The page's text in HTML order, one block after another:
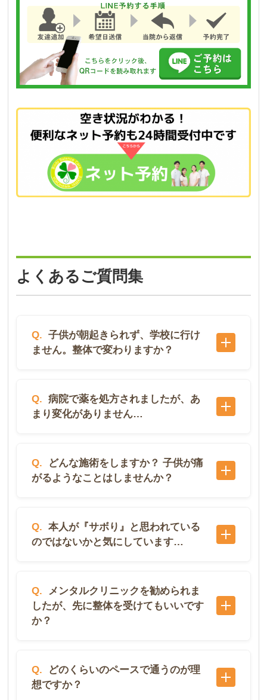
よくあるご質問集
Q. 子供が朝起きられず、学校に行け
ません。整体で変わりますか？
っても変わりますので、一概にすべての人が変
わるとは言えません。もちろん、変わる方もい
るまで回復して、本当に学校に通えるのか、行
きたくないと感じてはいないか、そうしたこと
で起こり得ます。特に上部頸椎や背骨の硬さ
が、脳への血流や自律神経の切り替えを妨げて
くなる環境を整えていきます。また、食事内容
なども関係することが多々あります。
Q. 病院で薬を処方されましたが、あ
まり変化がありません…
的な問題は取り除けません。その薬を飲み続け
れば、症状はなくなるが、飲まないと再発して
は、なぜ自律神経がうまく働けないのかを考
え、身体の構造（歪み）や呼吸の状態からアプ
Q.
どんな施術をしますか？ 子供が痛
がるようなことはしませんか？
無理なことはしません。
Q. 本人が『サボり』と思われている
のではないかと気にしています…
んが、今ではODへの世間的な認識も変化して
いますので、ご安心ください。立派な「身体の
のお子様に寄り添い、カウンセリングと施術を
進めて参ります。
Q.
メンタルクリニックを勧められま
したが、先に整体を受けてもいいです
か？
ので、むしろ薬に依存してしまう状況を作るよ
りも、先に試していただきたいと考えていま
Q.
どのくらいのペースで通うのが理
想ですか？